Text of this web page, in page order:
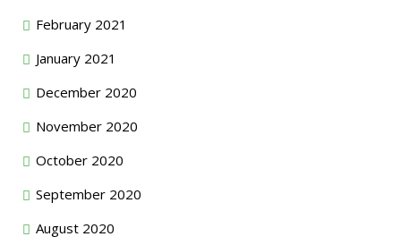
February 2021
January 2021
December 2020
November 2020
October 2020
September 2020
August 2020